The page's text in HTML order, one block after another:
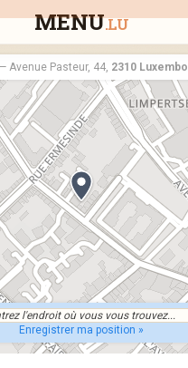
MENU.LU
BIENVENUE
LES RESTAURANTS
UN RESTAURANT
—Avenue Pasteur, 44, 2310
Enregistrer ma position »